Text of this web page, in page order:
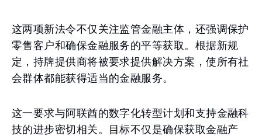
这两项新法令不仅关注监管金融主体，还强调保护
零售客户和确保金融服务的平等获取。根据新规
定，持牌提供商将被要求提供解决方案，使所有社
会群体都能获得适当的金融服务。
这一要求与阿联酋的数字化转型计划和支持金融科
技的进步密切相关。目标不仅是确保获取金融产